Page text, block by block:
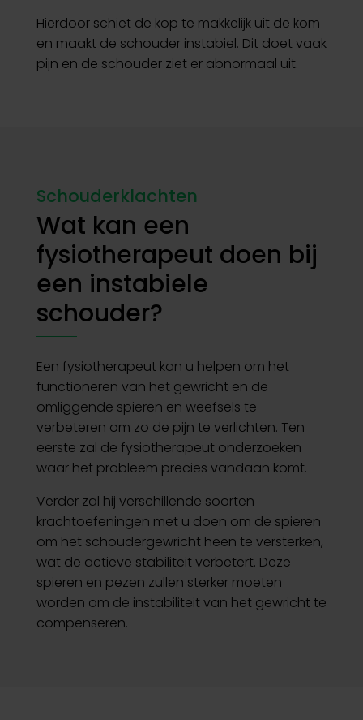
Hierdoor schiet de kop te makkelijk uit de kom
en maakt de schouder instabiel. Dit doet vaak
pijn en de schouder ziet er abnormaal uit.
Schouderklachten
Wat kan een
fysiotherapeut doen bij
een instabiele
schouder?
Een fysiotherapeut kan u helpen om het
functioneren van het gewricht en de
omliggende spieren en weefsels te
verbeteren om zo de pijn te verlichten. Ten
eerste zal de fysiotherapeut onderzoeken
waar het probleem precies vandaan komt.
Verder zal hij verschillende soorten
krachtoefeningen met u doen om de spieren
om het schoudergewricht heen te versterken,
wat de actieve stabiliteit verbetert. Deze
spieren en pezen zullen sterker moeten
worden om de instabiliteit van het gewricht te
compenseren.